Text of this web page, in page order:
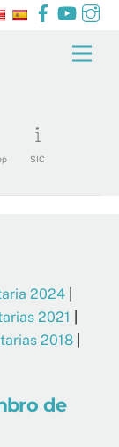
Facebook
SIC
2024|
2021
2018|
de